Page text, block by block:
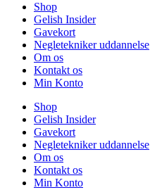
Shop
Gelish Insider
Gavekort
Negletekniker uddannelse
Om os
Kontakt os
Min Konto
Shop
Gelish Insider
Gavekort
Negletekniker uddannelse
Om os
Kontakt os
Min Konto